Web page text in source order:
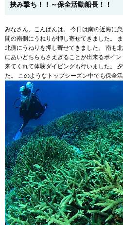
挟み撃ち！！～保全活動船長！！
みなさん、こんばんは。 今日は南の近海に
間の南側にうねりが押し寄せてきました。
北側にうねりを押し寄せてきました。 南も
にあいどちらもさえぎることが出来るポイ
来てくれて体験ダイビングも行いました。
た。 このようなトップシーズン中でも保全活